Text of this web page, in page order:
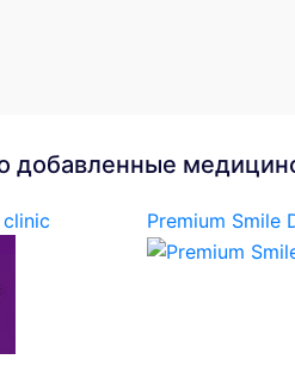
добавленные
Premium Smile